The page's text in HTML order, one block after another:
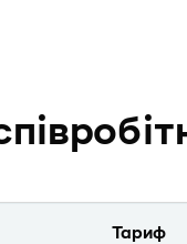
Тариф